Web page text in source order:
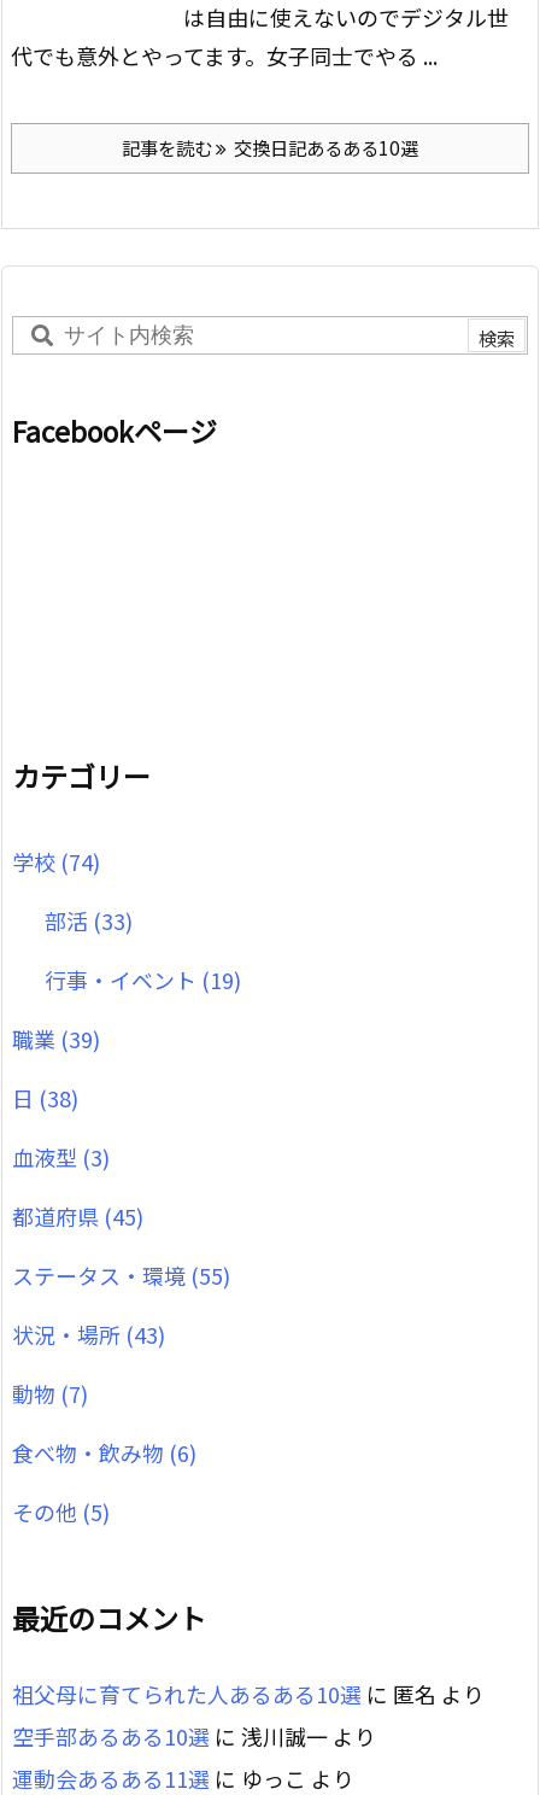
は自由に使えないのでデジタル世
代でも意外とやってます。 女子同士でやる ...
記事を読む 交換日記あるある10選
Facebookページ
カテゴリー
学校 (74)
部活 (33)
行事・イベント (19)
職業 (39)
日 (38)
血液型 (3)
都道府県 (45)
ステータス・環境 (55)
状況・場所 (43)
動物 (7)
食べ物・飲み物 (6)
その他 (5)
最近のコメント
祖父母に育てられた人あるある10選 に 匿名 より
空手部あるある10選 に 浅川誠一 より
運動会あるある11選 に ゆっこ より